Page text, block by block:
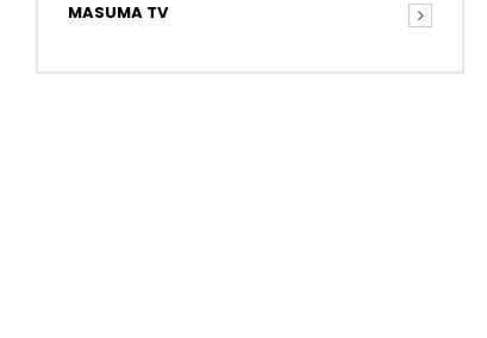
MASUMA TV